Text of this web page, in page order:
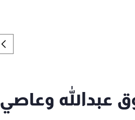
عبدالله وعاصي